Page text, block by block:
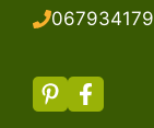
067934179